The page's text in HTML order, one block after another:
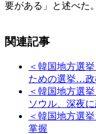
要がある」と述べた。
関連記事
＜韓国地方選
ための選挙…政
＜韓国地方選
ソウル、深夜
＜韓国地方選
掌握